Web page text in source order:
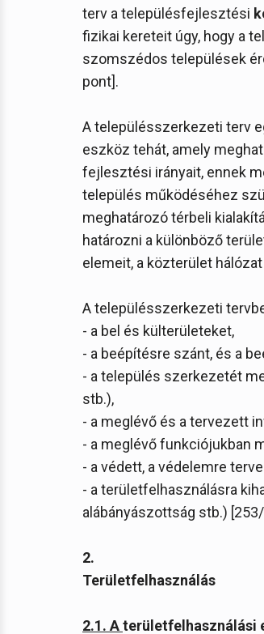
terv a településfejlesztési
fizikai kereteit úgy, hogy a
szomszédos települések
pont].
A településszerkezeti terv
eszköz tehát, amely
fejlesztési irányait, ennek
település működéséhez
meghatározó térbeli
határozni a különböző
elemeit, a közterület
A településszerkezeti
- a bel és külterületeket,
- a beépítésre szánt, és a
- a település szerkezetét
stb.),
- a meglévő és a tervezett
- a meglévő funkciójukban
- a védett, a védelemre
- a területfelhasználásra
alábányászottság stb.)
2.
Területfelhasználás
2.1. Aterületfelhasználási